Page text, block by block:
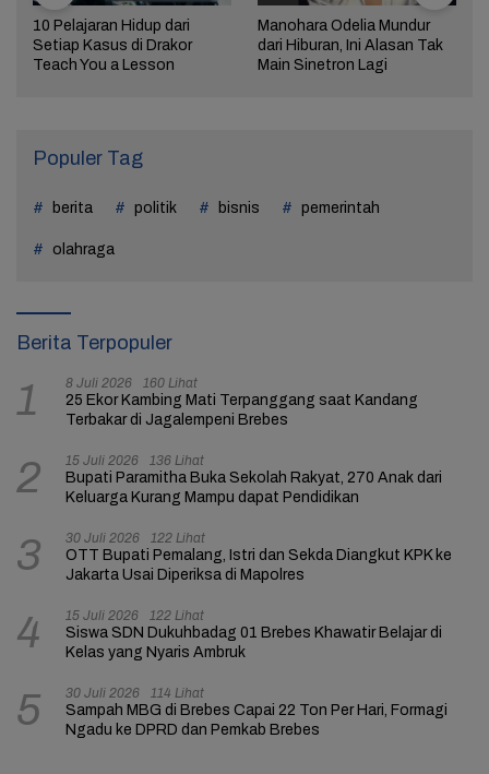
10 Pelajaran Hidup dari
Setiap Kasus di Drakor
Teach You a Lesson
Manohara Odelia Mundur
dari Hiburan, Ini Alasan Tak
Main Sinetron Lagi
Populer Tag
berita politik bisnis pemerintah
olahraga
Berita Terpopuler
1 8 Juli 2026 160 Lihat
25 Ekor Kambing Mati Terpanggang saat Kandang
Terbakar di Jagalempeni Brebes
2 15 Juli 2026 136 Lihat
Bupati Paramitha Buka Sekolah Rakyat, 270 Anak dari
Keluarga Kurang Mampu dapat Pendidikan
3 30 Juli 2026 122 Lihat
OTT Bupati Pemalang, Istri dan Sekda Diangkut KPK ke
Jakarta Usai Diperiksa di Mapolres
4 15 Juli 2026 122 Lihat
Siswa SDN Dukuhbadag 01 Brebes Khawatir Belajar di
Kelas yang Nyaris Ambruk
5 30 Juli 2026 114 Lihat
Sampah MBG di Brebes Capai 22 Ton Per Hari, Formagi
Ngadu ke DPRD dan Pemkab Brebes